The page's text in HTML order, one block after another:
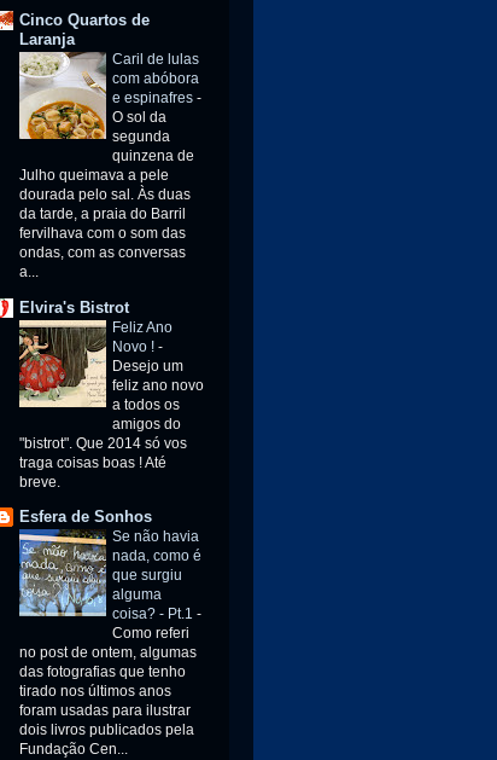
Cinco Quartos de
Laranja
Caril de lulas
com abóbora
e espinafres -
O sol da
segunda
quinzena de
Julho queimava a pele
dourada pelo sal. Às duas
da tarde, a praia do Barril
fervilhava com o som das
ondas, com as conversas
a...
Elvira's Bistrot
Feliz Ano
Novo ! -
Desejo um
feliz ano novo
a todos os
amigos do
"bistrot". Que 2014 só vos
traga coisas boas ! Até
breve.
Esfera de Sonhos
Se não havia
nada, como é
que surgiu
alguma
coisa? - Pt.1 -
Como referi
no post de ontem, algumas
das fotografias que tenho
tirado nos últimos anos
foram usadas para ilustrar
dois livros publicados pela
Fundação Cen...